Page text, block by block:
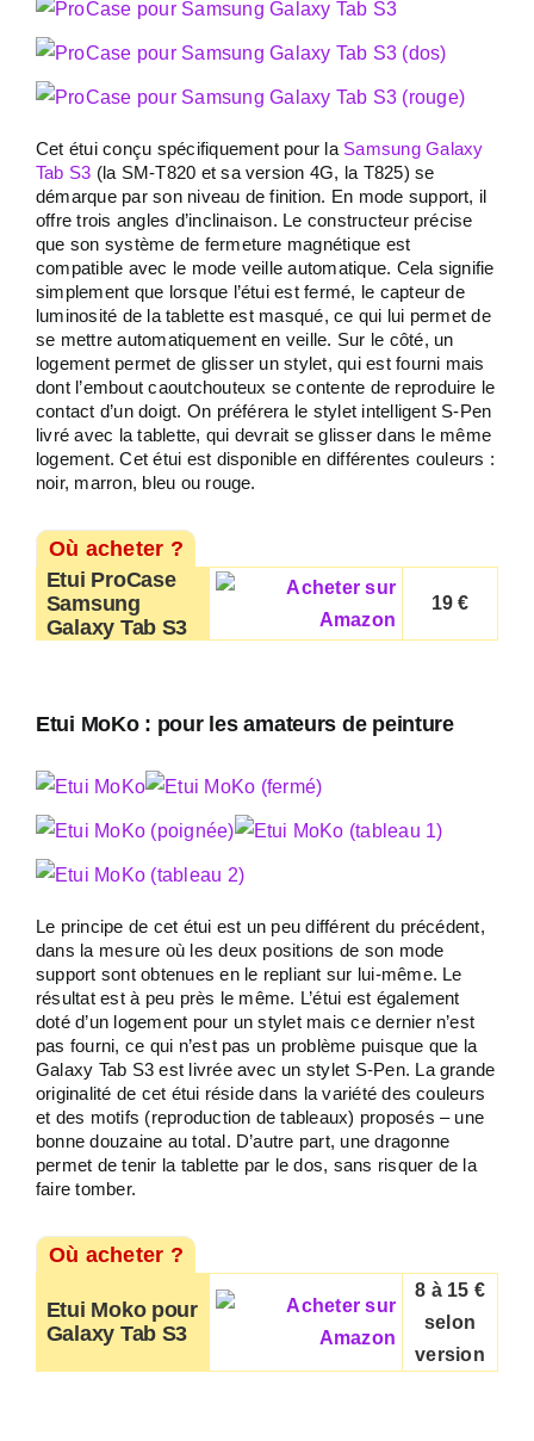
Cet étui conçu spécifiquement pour la Samsung Galaxy
Tab S3 (la SM-T820 et sa version 4G, la T825) se
démarque par son niveau de finition. En mode support, il
offre trois angles d’inclinaison. Le constructeur précise
que son système de fermeture magnétique est
compatible avec le mode veille automatique. Cela signifie
simplement que lorsque l’étui est fermé, le capteur de
luminosité de la tablette est masqué, ce qui lui permet de
se mettre automatiquement en veille. Sur le côté, un
logement permet de glisser un stylet, qui est fourni mais
dont l’embout caoutchouteux se contente de reproduire le
contact d’un doigt. On préférera le stylet intelligent S-Pen
livré avec la tablette, qui devrait se glisser dans le même
logement. Cet étui est disponible en différentes couleurs :
noir, marron, bleu ou rouge.
Où acheter ?
Etui ProCase
Samsung
Galaxy Tab S3
19 €
Etui MoKo : pour les amateurs de peinture
Le principe de cet étui est un peu différent du précédent,
dans la mesure où les deux positions de son mode
support sont obtenues en le repliant sur lui-même. Le
résultat est à peu près le même. L’étui est également
doté d’un logement pour un stylet mais ce dernier n’est
pas fourni, ce qui n’est pas un problème puisque que la
Galaxy Tab S3 est livrée avec un stylet S-Pen. La grande
originalité de cet étui réside dans la variété des couleurs
et des motifs (reproduction de tableaux) proposés – une
bonne douzaine au total. D’autre part, une dragonne
permet de tenir la tablette par le dos, sans risquer de la
faire tomber.
Où acheter ?
Etui Moko pour
Galaxy Tab S3
8 à 15 €
selon
version